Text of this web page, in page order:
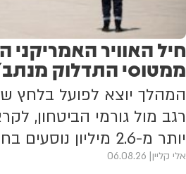
חיל האוויר
ממטוסי התדלוק
המהלך יוצא לפועל בלחץ
רגב מול גורמי הביטחון,
יותר מ-2.6 מיליון נוסעים בחודש הקרוב
אלי קליין 06.08.26